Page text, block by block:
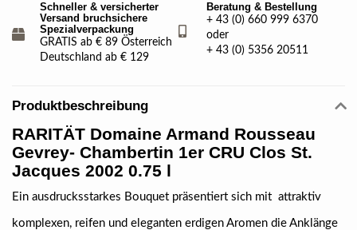
Schneller & versicherter
Versand bruchsichere
Spezialverpackung
GRATIS ab € 89 Österreich
Deutschland ab € 129
Beratung & Bestellung
+ 43 (0) 660 999 6370
oder
+ 43 (0) 5356 20511
Produktbeschreibung
RARITÄT Domaine Armand Rousseau
Gevrey- Chambertin 1er CRU Clos St.
Jacques 2002 0.75 l
Ein ausdrucksstarkes Bouquet präsentiert sich mit attraktiv
komplexen, reifen und eleganten erdigen Aromen die Anklänge